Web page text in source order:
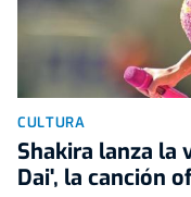
CULTURA
Shakira lanza la
Dai', la canción